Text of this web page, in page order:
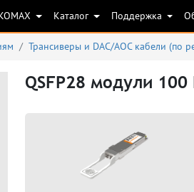
Каталог Поддержка
Трансиверы и DAC/AOC кабели (по
QSFP28 модули